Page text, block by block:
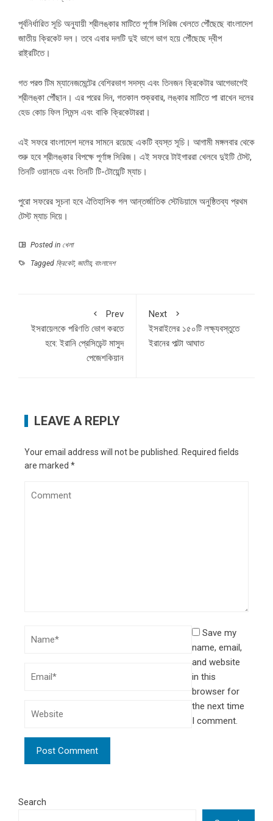
পূর্বনির্ধারিত সূচি অনুযায়ী শ্রীলঙ্কার মাটিতে পূর্ণাঙ্গ সিরিজ খেলতে পৌঁছেছে বাংলাদেশ
জাতীয় ক্রিকেট দল। তবে এবার দলটি দুই ভাগে ভাগ হয়ে পৌঁছেছে দ্বীপ
রাষ্ট্রটিতে।
গত পরশু টিম ম্যানেজমেন্টের বেশিরভাগ সদস্য এবং তিনজন ক্রিকেটার আগেভাগেই
শ্রীলঙ্কা পৌঁছান। এর পরের দিন, গতকাল শুক্রবার, লঙ্কার মাটিতে পা রাখেন দলের
হেড কোচ ফিল সিমন্স এবং বাকি ক্রিকেটাররা।
এই সফরে বাংলাদেশ দলের সামনে রয়েছে একটি ব্যস্ত সূচি। আগামী মঙ্গলবার থেকে
শুরু হবে শ্রীলঙ্কার বিপক্ষে পূর্ণাঙ্গ সিরিজ। এই সফরে টাইগাররা খেলবে দুইটি টেস্ট,
তিনটি ওয়ানডে এবং তিনটি টি-টোয়েন্টি ম্যাচ।
পুরো সফরের সূচনা হবে ঐতিহাসিক গল আন্তর্জাতিক স্টেডিয়ামে অনুষ্ঠিতব্য প্রথম
টেস্ট ম্যাচ দিয়ে।
Posted in খেলা
Tagged ক্রিকেট, জাতীয়, বাংলাদেশ
Prev
ইসরায়েলকে পরিণতি ভোগ করতে
হবে: ইরানি প্রেসিডেন্ট মাসুদ
পেজেশকিয়ান
Next
ইসরাইলের ১৫০টি লক্ষ্যবস্তুতে
ইরানের পাল্টা আঘাত
LEAVE A REPLY
Your email address will not be published. Required fields
are marked *
Save my
name, email,
and website
in this
browser for
the next time
I comment.
Search